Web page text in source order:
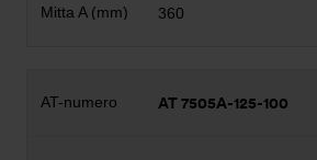
360
AT 7505A-125-100